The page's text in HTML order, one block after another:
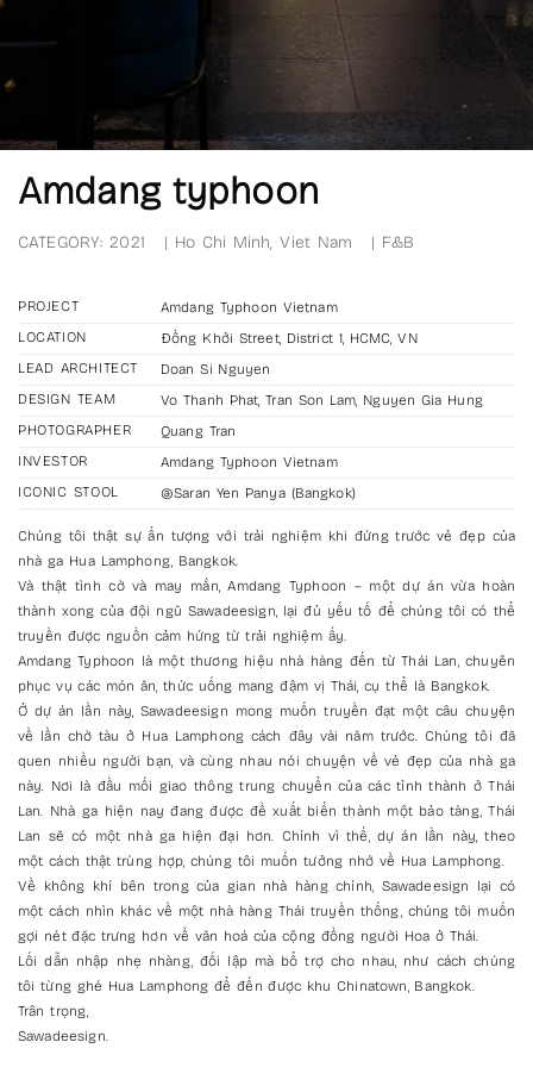
Amdang typhoon
CATEGORY:2021 | Ho Chi Minh, Viet Nam | F&B
PROJECT
Amdang Typhoon Vietnam
LOCATION
Đồng Khởi Street, District 1, HCMC, VN
LEAD ARCHITECT
Doan Si Nguyen
DESIGN TEAM
Vo Thanh Phat, Tran Son Lam, Nguyen Gia Hung
PHOTOGRAPHER
Quang Tran
INVESTOR
Amdang Typhoon Vietnam
ICONIC STOOL
@Saran Yen Panya (Bangkok)
Chúng tôi thật sự ấn tượng với trải nghiệm khi đứng trước vẻ đẹp của
nhà ga Hua Lamphong, Bangkok.
Và thật tình cờ và may mắn, Amdang Typhoon – một dự án vừa hoàn
thành xong của đội ngũ Sawadeesign, lại đủ yếu tố để chúng tôi có thể
truyền được nguồn cảm hứng từ trải nghiệm ấy.
Amdang Typhoon là một thương hiệu nhà hàng đến từ Thái Lan, chuyên
phục vụ các món ăn, thức uống mang đậm vị Thái, cụ thể là Bangkok.
Ở dự án lần này, Sawadeesign mong muốn truyền đạt một câu chuyện
về lần chờ tàu ở Hua Lamphong cách đây vài năm trước. Chúng tôi đã
quen nhiều người bạn, và cùng nhau nói chuyện về vẻ đẹp của nhà ga
này. Nơi là đầu mối giao thông trung chuyển của các tỉnh thành ở Thái
Lan. Nhà ga hiện nay đang được đề xuất biến thành một bảo tàng, Thái
Lan sẽ có một nhà ga hiện đại hơn. Chính vì thế, dự án lần này, theo
một cách thật trùng hợp, chúng tôi muốn tưởng nhớ về Hua Lamphong.
Về không khí bên trong của gian nhà hàng chính, Sawadeesign lại có
một cách nhìn khác về một nhà hàng Thái truyền thống, chúng tôi muốn
gợi nét đặc trưng hơn về văn hoá của cộng đồng người Hoa ở Thái.
Lối dẫn nhập nhẹ nhàng, đối lập mà bổ trợ cho nhau, như cách chúng
tôi từng ghé Hua Lamphong để đến được khu Chinatown, Bangkok.
Trân trọng,
Sawadeesign.